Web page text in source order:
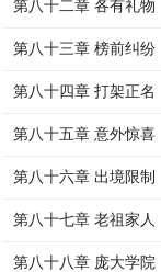
第八十二章 各有礼物
第八十三章 榜前纠纷
第八十四章 打架正名
第八十五章 意外惊喜
第八十六章 出境限制
第八十七章 老祖家人
第八十八章 庞大学院